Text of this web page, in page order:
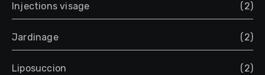
Injections visage (2)
Jardinage (2)
Liposuccion (2)